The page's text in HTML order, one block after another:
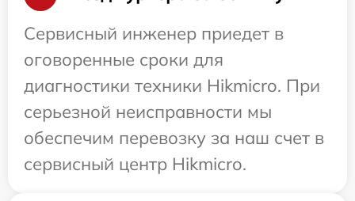
Сервисный инженер приедет в
оговоренные сроки для
диагностики техники Hikmicro. При
серьезной неисправности мы
обеспечим перевозку за наш счет в
сервисный центр Hikmicro.